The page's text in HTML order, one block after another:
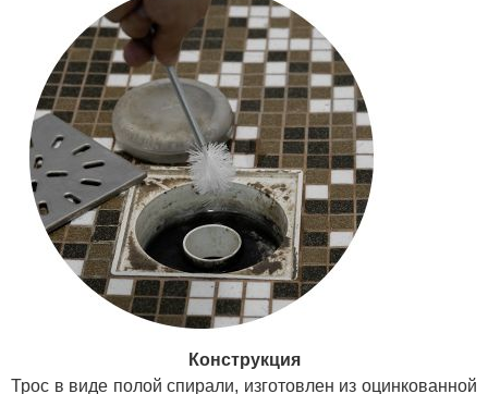
Конструкция
Трос в виде полой спирали, изготовлен из оцинкованной